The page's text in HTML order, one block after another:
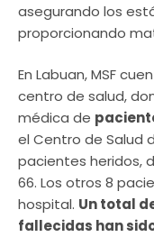
asegurando los
proporcionando
En Labuan, MSF
centro de salud,
médica de
el Centro de Salud
pacientes heridos,
66. Los otros 8
hospital. Un total
fallecidas han